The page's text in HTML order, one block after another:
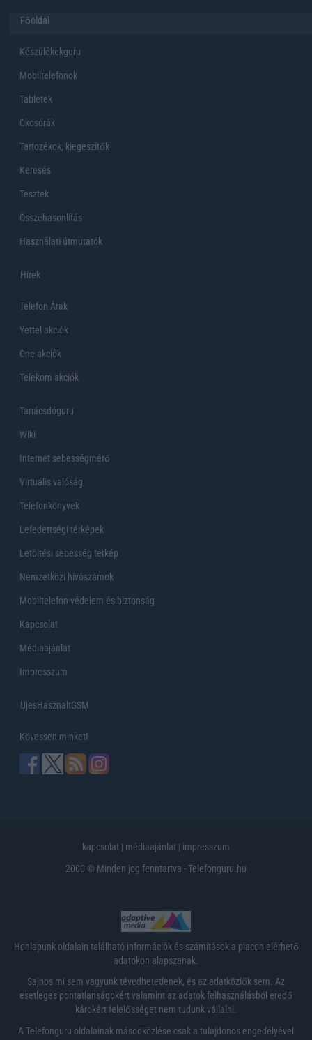
Főoldal
Készülékekguru
Mobiltelefonok
Tabletek
Okosórák
Tartozékok, kiegeszítők
Keresés
Tesztek
Összehasonlítás
Használati útmutatók
Hirek
Telefon Árak
Yettel akciók
One akciók
Telekom akciók
Tanácsdóguru
Wiki
Internet sebességmérő
Virtuális valóság
Telefonkönyvek
Lefedettségi térképek
Letöltési sebesség térkép
Nemzetközi hívószámok
Mobiltelefon védelem és biztonság
Kapcsolat
Médiaajánlat
Impresszum
UjesHasznaltGSM
Kövessen minket!
kapcsolat | médiaajánlat | impresszum
2000 © Minden jog fenntartva - Telefonguru.hu
Honlapunk oldalain található információk és számítások a piacon elérhető
adatokon alapszanak.
Sajnos mi sem vagyunk tévedhetetlenek, és az adatközlők sem. Az
esetleges pontatlanságokért valamint az adatok felhasználásból eredő
károkért felelősséget nem tudunk vállalni.
A Telefonguru oldalainak másodközlése csak a tulajdonos engedélyével